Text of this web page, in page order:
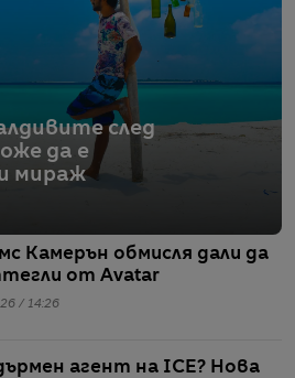
след
да е
мираж
Камерън обмисля дали да
от Avatar
/ 14:26
агент на ICE? Нова